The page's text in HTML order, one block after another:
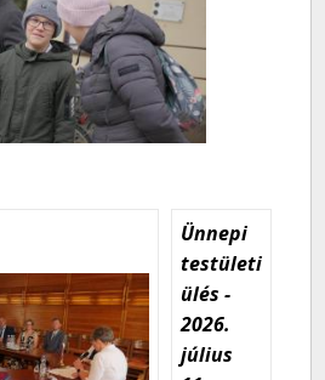
Ünnepi
testületi
ülés -
2026.
július